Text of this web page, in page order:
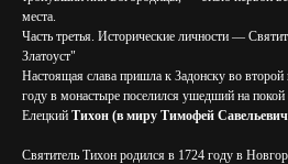
места.
Часть третья. Исторические личности —
Златоуст"
Настоящая слава пришла к Задонску во
году в монастыре поселился ушедший на
Елецкий Тихон (в миру Тимофей
Святитель Тихон родился в 1724 году в